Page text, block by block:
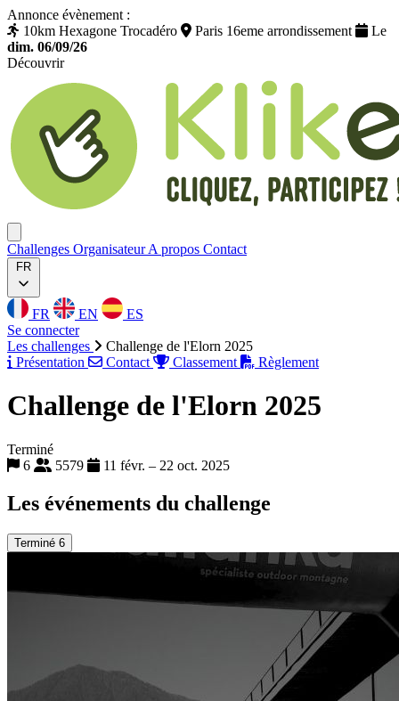
Annonce évènement :
10km Hexagone Trocadéro
Paris 16eme arrondissement
Le
dim. 06/09/26
Découvrir
Challenges OrganisateurA propos Contact
FR
FR EN
ES
Se connecter
Les challenges
Challenge de l'Elorn 2025
Présentation
Contact Classement Règlement
Challenge de l'Elorn 2025
Terminé
6
5579 11 févr. – 22 oct. 2025
Les événements du challenge
Terminé 6